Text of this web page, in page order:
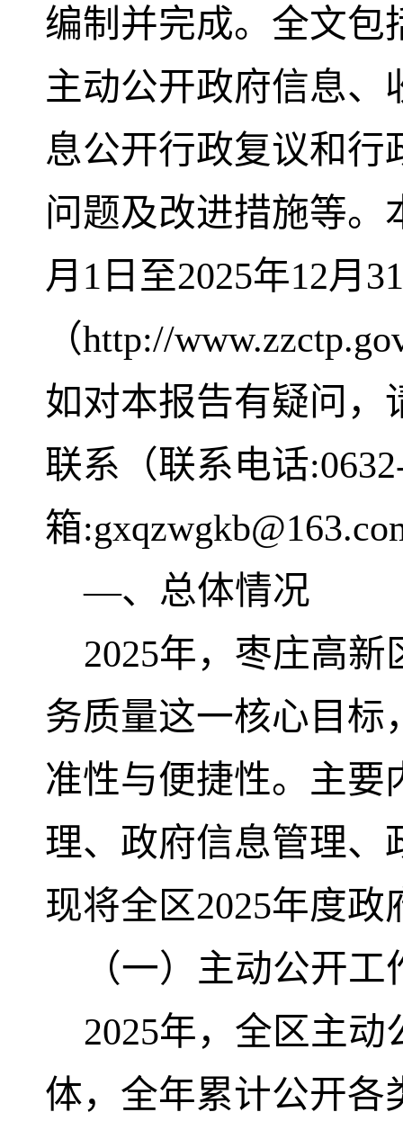
编制并完成。全文包
主动公开政府信息
息公开行政复议和行
问题及改进措施等。
月1日至2025年12月
（http://
如对本报告有疑问，
联系（联系电话
箱
—、总体情况
2025年，枣庄高
务质量这一核心目标
准性与便捷性。主要
理、政府信息管理、
现将全区2025年度
（一）主动公开工
2025年，全区主
体，全年累计公开各